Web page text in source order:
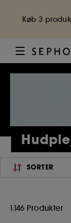
Køb 3
SORTER
1.146 Produkter